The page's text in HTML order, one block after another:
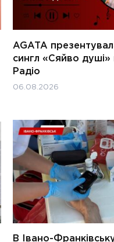
AGATA
сингл «Сяйво душі»
Радіо
06.08.2026
В Івано-